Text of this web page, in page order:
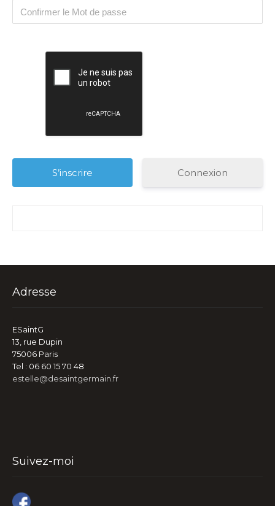
Connexion
Adresse
ESaintG
13, rue Dupin
75006 Paris
Tel : 06 60 15 70 48
estelle@desaintgermain.fr
Suivez-moi